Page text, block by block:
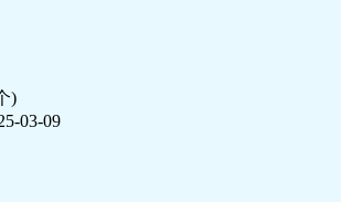
负已分.mp3
负已分.pdf
)
03-09